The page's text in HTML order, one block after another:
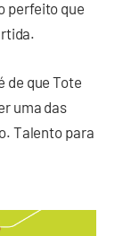
perfeito que
de que Tote
uma das
Talento para